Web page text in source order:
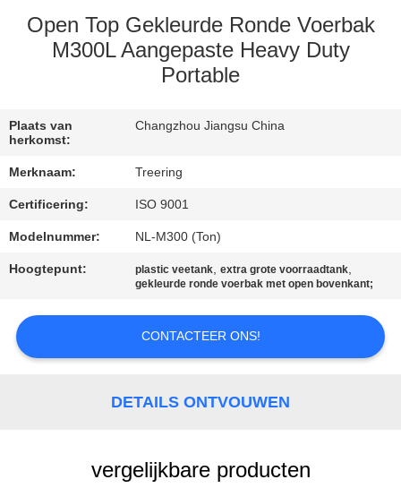
FABRIEKSREIS
KWALITEITSCONTROLE
CONTACTEER
VERZOEK
OM EEN
CITAAT
SITEMAP
Open Top Gekleurde Ronde Voerbak
M300L Aangepaste Heavy Duty
Portable
Plaats van
herkomst:
Changzhou Jiangsu China
Merknaam: Treering
Certificering: ISO 9001
Modelnummer: NL-M300 (Ton)
Hoogtepunt: plastic veetank,extra grote voorraadtank,
gekleurde ronde voerbak met open bovenkant;
CONTACTEER ONS!
DETAILS ONTVOUWEN
vergelijkbare producten